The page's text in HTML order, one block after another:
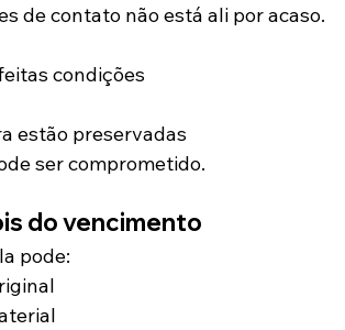
de contato não está ali por acaso.
condições
estão preservadas
ser comprometido.
do vencimento
pode: